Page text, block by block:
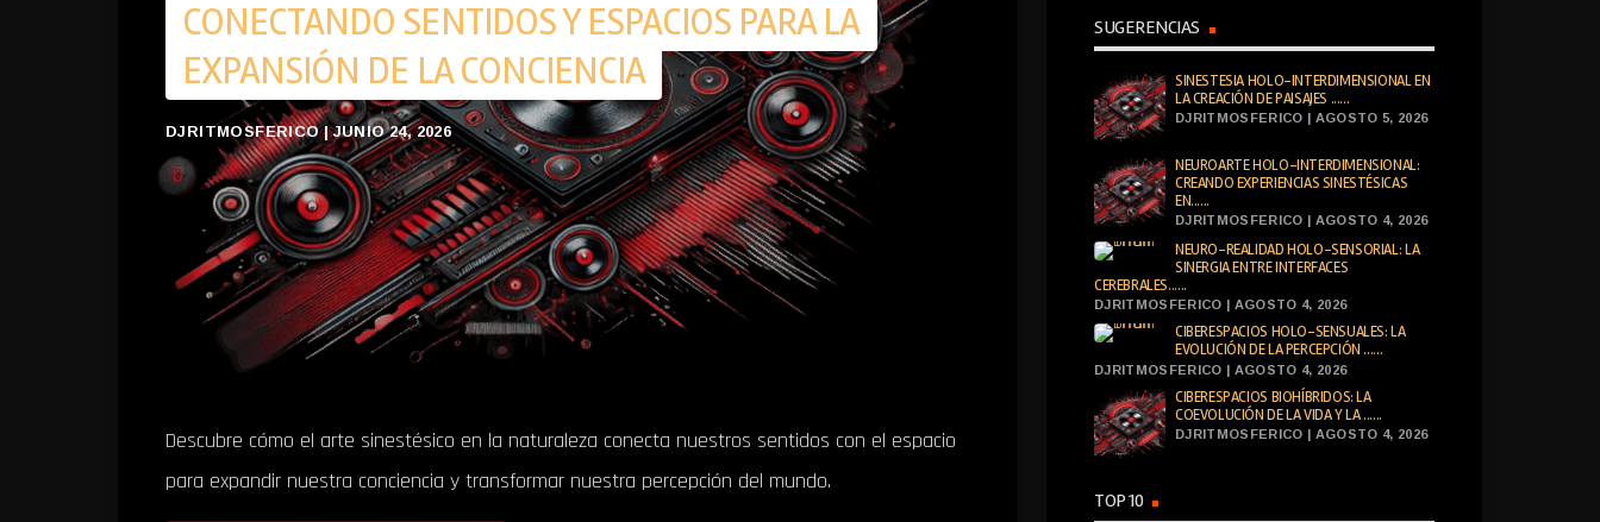
CONECTANDO SENTIDOS Y ESPACIOS PARA LA
EXPANSIÓN DE LA CONCIENCIA
DJRITMOSFERICO | JUNIO 24, 2026
Descubre cómo el arte sinestésico en la naturaleza conecta nuestros sentidos con el espacio
para expandir nuestra conciencia y transformar nuestra percepción del mundo.
SUGERENCIAS
SINESTESIA HOLO-INTERDIMENSIONAL EN
LA CREACIÓN DE PAISAJES ......
DJRITMOSFERICO | AGOSTO 5, 2026
NEUROARTE HOLO-INTERDIMENSIONAL:
CREANDO EXPERIENCIAS SINESTÉSICAS
EN......
DJRITMOSFERICO | AGOSTO 4, 2026
NEURO-REALIDAD HOLO-SENSORIAL: LA
SINERGIA ENTRE INTERFACES
CEREBRALES......
DJRITMOSFERICO | AGOSTO 4, 2026
CIBERESPACIOS HOLO-SENSUALES: LA
EVOLUCIÓN DE LA PERCEPCIÓN ......
DJRITMOSFERICO | AGOSTO 4, 2026
CIBERESPACIOS BIOHÍBRIDOS: LA
COEVOLUCIÓN DE LA VIDA Y LA ......
DJRITMOSFERICO | AGOSTO 4, 2026
TOP 10